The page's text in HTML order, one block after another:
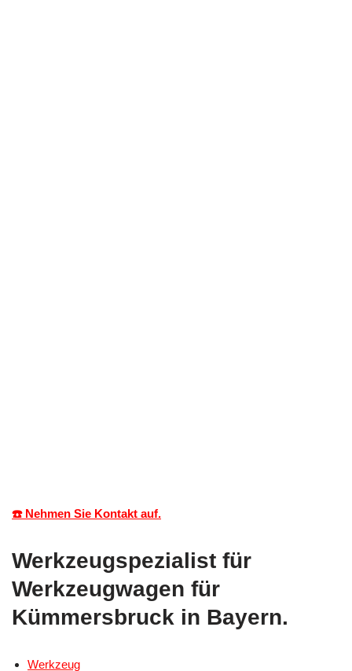
☎️ Nehmen Sie Kontakt auf.
Werkzeugspezialist für
Werkzeugwagen für
Kümmersbruck in Bayern.
Werkzeug